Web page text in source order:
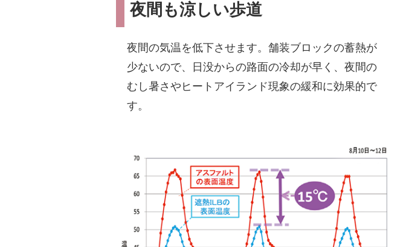
夜間も涼しい歩道
夜間の気温を低下させます。舗装ブロックの蓄熱が
少ないので、日没からの路面の冷却が早く、夜間の
むし暑さやヒートアイランド現象の緩和に効果的で
す。